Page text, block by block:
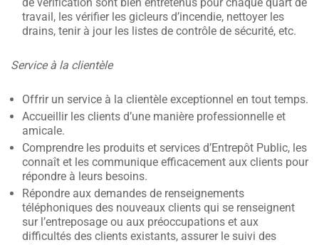
travail, les vérifier les gicleurs d’incendie, nettoyer les
drains, tenir à jour les listes de contrôle de sécurité, etc.
Service à la clientèle
Offrir un service à la clientèle exceptionnel en tout temps.
Accueillir les clients d’une manière professionnelle et
amicale.
Comprendre les produits et services d’Entrepôt Public, les
connaît et les communique efficacement aux clients pour
répondre à leurs besoins.
Répondre aux demandes de renseignements
téléphoniques des nouveaux clients qui se renseignent
sur l’entreposage ou aux préoccupations et aux
difficultés des clients existants, assurer le suivi des